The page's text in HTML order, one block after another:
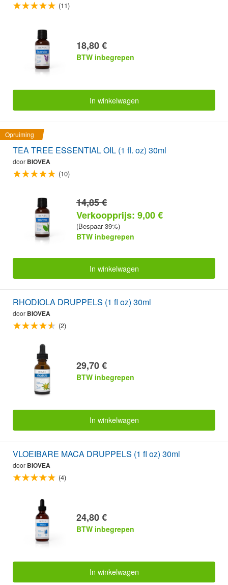
(11)
18,80 €
BTW inbegrepen
In winkelwagen
Opruiming
TEA TREE ESSENTIAL OIL (1 fl. oz) 30ml
door BIOVEA
(10)
14,85 €
Verkoopprijs: 9,00 €
(Bespaar 39%)
BTW inbegrepen
In winkelwagen
RHODIOLA DRUPPELS (1 fl oz) 30ml
door BIOVEA
(2)
29,70 €
BTW inbegrepen
In winkelwagen
VLOEIBARE MACA DRUPPELS (1 fl oz) 30ml
door BIOVEA
(4)
24,80 €
BTW inbegrepen
In winkelwagen